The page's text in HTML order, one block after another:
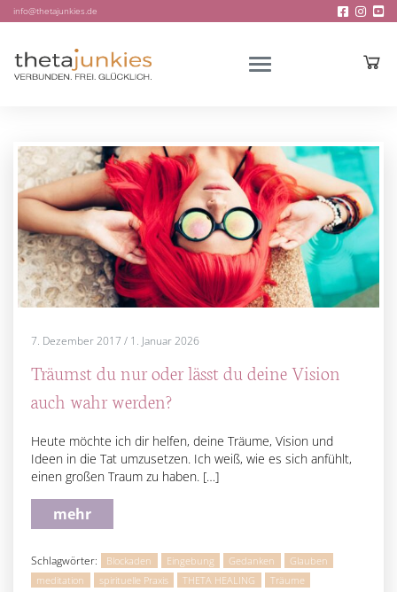
info@thetajunkies.de
7. Dezember 2017 / 1. Januar 2026
Träumst du nur oder lässt du deine Vision
auch wahr werden?
Heute möchte ich dir helfen, deine Träume, Vision und
Ideen in die Tat umzusetzen. Ich weiß, wie es sich anfühlt,
einen großen Traum zu haben. […]
mehr
Schlagwörter: Blockaden Eingebung Gedanken
Glauben
meditation
spirituelle Praxis THETA HEALING
Träume